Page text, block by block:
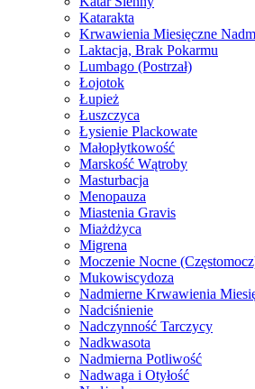
Katarakta
Krwawienia Miesięczne
Laktacja, Brak Pokarmu
Lumbago (Postrzał)
Łojotok
Łupież
Łuszczyca
Łysienie Plackowate
Małopłytkowość
Marskość Wątroby
Masturbacja
Menopauza
Miastenia Gravis
Miażdżyca
Migrena
Moczenie Nocne
Mukowiscydoza
Nadmierne Krwawienia
Nadciśnienie
Nadczynność Tarczycy
Nadkwasota
Nadmierna Potliwość
Nadwaga i Otyłość